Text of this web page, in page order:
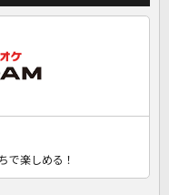
で楽しめる！